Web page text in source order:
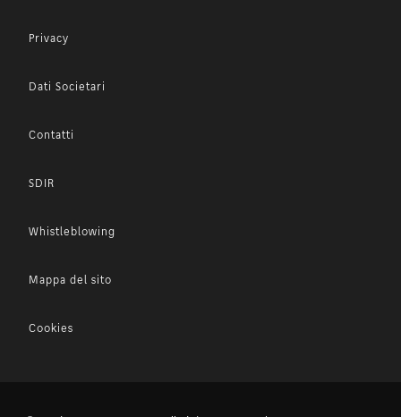
Privacy
Dati Societari
Contatti
SDIR
Whistleblowing
Mappa del sito
Cookies